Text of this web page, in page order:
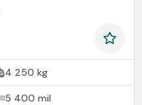
4 250 kg
5 400 mil